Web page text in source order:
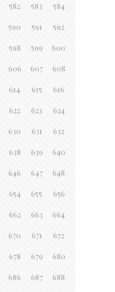
582 583 584
590 591 592
598 599 600
606 607 608
614 615 616
622 623 624
630 631 632
638 639 640
646 647 648
654 655 656
662 663 664
670 671 672
678 679 680
686 687 688